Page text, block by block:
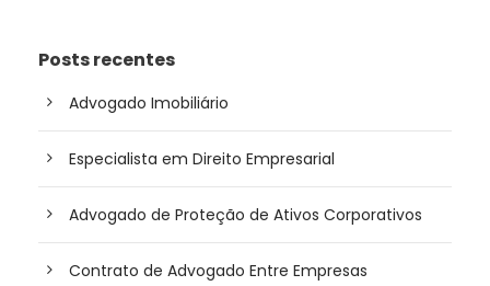
Posts recentes
Advogado Imobiliário
Especialista em Direito Empresarial
Advogado de Proteção de Ativos Corporativos
Contrato de Advogado Entre Empresas